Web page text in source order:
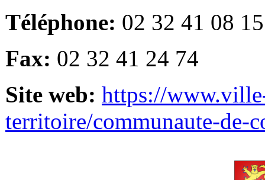
Téléphone: 02 32 41 08 15
Fax: 02 32 41 24 74
Site web: https://
territoire/communaute-de-